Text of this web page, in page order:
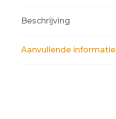
Beschrijving
Aanvullende informatie